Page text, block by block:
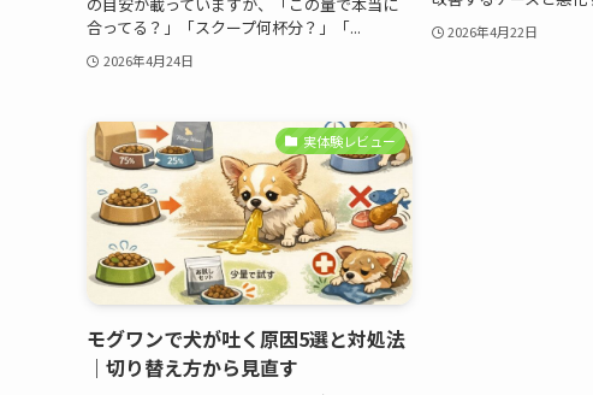
合ってる？」「スクープ何杯分？」「...
2026年4月24日
2026年4月22日
実体験レビュー
モグワンで犬が吐く原因5選と対処法
｜切り替え方から見直す